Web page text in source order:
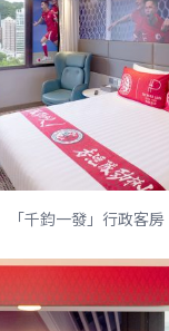
「千鈞一發」行政客房